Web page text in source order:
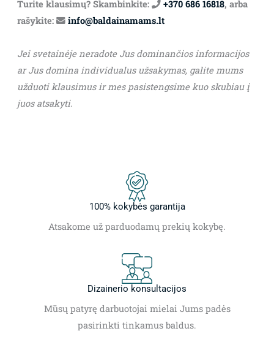
Turite klausimų? Skambinkite: +370 686 16818, arba
rašykite:
info@baldainamams.lt
Jei svetainėje neradote Jus dominančios informacijos
ar Jus domina individualus užsakymas, galite mums
užduoti klausimus ir mes pasistengsime kuo skubiau į
juos atsakyti.
100% kokybės garantija
Atsakome už parduodamų prekių kokybę.
Dizainerio konsultacijos
Mūsų patyrę darbuotojai mielai Jums padės
pasirinkti tinkamus baldus.